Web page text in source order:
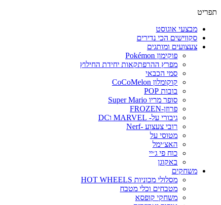
תפריט
מבצעי אוגוסט
סקווישים הכי נדירים
צעצועים ומותגים
פוקימון Pokémon
מפרץ ההרפתקאות יחידת החילוץ
סמי הכבאי
קוקומלון CoCoMelon
בובות POP
סופר מריו Super Mario
פרוזן-FROZEN
גיבורי על- MARVEL וDC
רובי צעצוע -Nerf
מטוסי על
האצ׳ימל
כוח פי ג׳יי
באקוגן
משחקים
מסלולי מכוניות HOT WHEELS
מטבחים וכלי מטבח
משחקי קופסא